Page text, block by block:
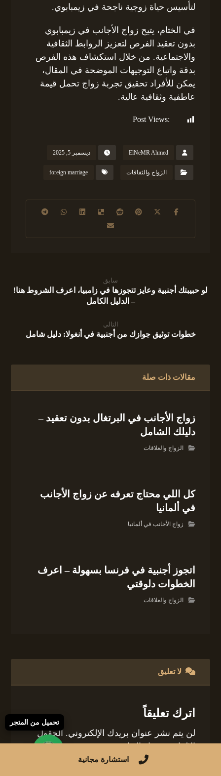
لتأسيس حياة زوجية ناجحة في زيمبابوي.
في الختام، يتيح زواج الأجانب في زيمبابوي
بدون تعقيد الفرص لتعزيز الروابط الثقافية
والاجتماعية. من خلال استكشاف هذه الفرص
بدقة واتباع التوجيهات الموضحة في المقال،
يمكن للأفراد تحقيق تجربة زواج تحمل قيمة
عاطفية وثقافية عالية.
Post Views:
ElNeMR Ahmed ديسمبر 5, 2025
الزواج والثقافات foreign marriage
سابق
لو حبيبتك أجنبية وعايز تتجوزها في زامبيا، اعرف الشروط هنا!
– الدليل الكامل
التالي
خطوات توثيق جوازك من أجنبية في أنغولا: دليل شامل
مقالات ذات صلة
زواج الأجانب في البرتغال بدون تعقيد –
دليلك الشامل
الزواج والعلاقات
كل اللي محتاج تعرفه عن زواج الأجانب
في ألمانيا
زواج الأجانب في ألمانيا
اتجوز أجنبية في فرنسا بسهولة – اعرف
الخطوات دلوقتي
الزواج والعلاقات
لا تعليق
اترك تعليقاً
لن يتم نشر عنوان بريدك الإلكتروني. الحقول
الإلزامية مشار إليها بـ*
استشارة مجانية
تحميل من المتجر